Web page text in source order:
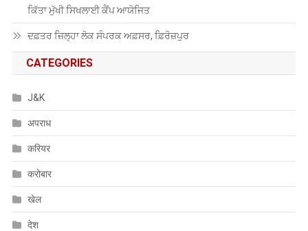
ਕਿੱਤਾ ਮੁੱਖੀ ਸਿਖਲਾਈ ਕੈਂਪ ਆਯੋਜਿਤ
ਦਫ਼ਤਰ ਜ਼ਿਲ੍ਹਾ ਲੋਕ ਸੰਪਰਕ ਅਫ਼ਸਰ, ਫ਼ਿਰੋਜ਼ਪੁਰ
CATEGORIES
J&K
अपराध
करियर
करोबार
खेल
देश